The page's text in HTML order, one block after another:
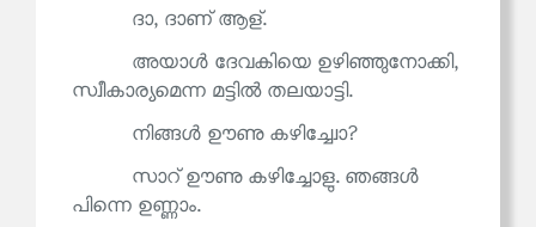
ദാ, ദാണ് ആള്.
അയാൾ ദേവകിയെ ഉഴിഞ്ഞുനോക്കി,
സ്വീകാര്യമെന്ന മട്ടിൽ തലയാട്ടി.
നിങ്ങൾ ഊണു കഴിച്ച്വോ?
സാറ് ഊണു കഴിച്ചോളു. ഞങ്ങൾ
പിന്നെ ഉണ്ണാം.